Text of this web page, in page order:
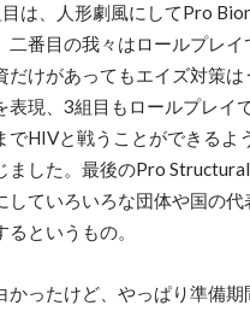
は、人形劇風にしてPro
二番目の我々はロールプレイ
だけがあってもエイズ対策
表現、3組目もロールプレイ
でHIVと戦うことができるよ
ました。最後のPro
していろいろな団体や国の代
というもの。
かったけど、やっぱり準備期